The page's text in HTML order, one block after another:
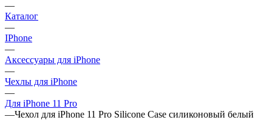
—
Каталог
—
IPhone
—
Аксессуары для iPhone
—
Чехлы для iPhone
—
Для iPhone 11 Pro
—Чехол для iPhone 11 Pro Silicone Case силиконовый белый